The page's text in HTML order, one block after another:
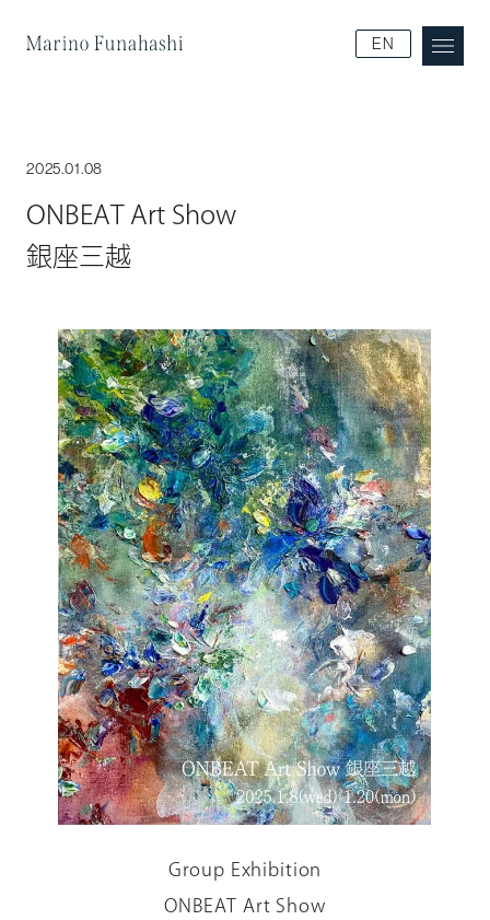
EN
2025.01.08
ONBEAT Art Show
銀座三越
Group Exhibition
ONBEAT Art Show